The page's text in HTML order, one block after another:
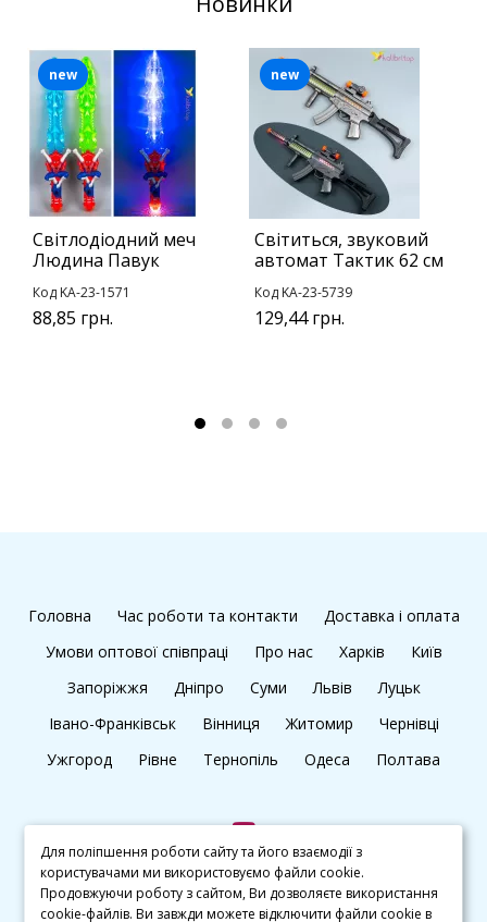
Світлодіодний меч
Людина Павук
Код KA-23-1571
88,85 грн.
new
Світиться, звуковий
автомат Тактик 62 см
Код KA-23-5739
129,44 грн.
new
Головна Час роботи та контакти
Доставка і оплата
Умови оптової співпраці
Про нас Харків
Київ
Запоріжжя
Дніпро Суми Львів
Луцьк
Івано-Франківськ
Вінниця Житомир
Чернівці
Ужгород
Рівне Тернопіль Одеса Полтава
+38 (097) 045 65 77
Для поліпшення роботи сайту та його взаємодії з
користувачами ми використовуємо файли cookie.
Продовжуючи роботу з сайтом, Ви дозволяєте використання
cookie-файлів. Ви завжди можете відключити файли cookie в